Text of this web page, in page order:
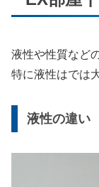
液性や性質など
特に液性はでは
液性の違い